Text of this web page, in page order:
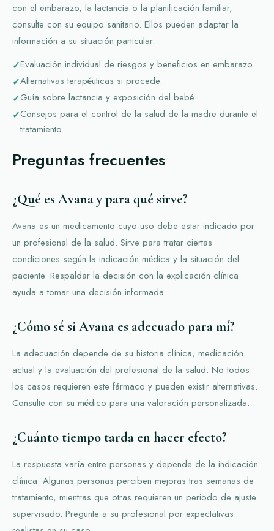
con el embarazo, la lactancia o la planificación familiar,
consulte con su equipo sanitario. Ellos pueden adaptar la
información a su situación particular.
Evaluación individual de riesgos y beneficios en embarazo.
Alternativas terapéuticas si procede.
Guía sobre lactancia y exposición del bebé.
Consejos para el control de la salud de la madre durante el
tratamiento.
Preguntas frecuentes
¿Qué es Avana y para qué sirve?
Avana es un medicamento cuyo uso debe estar indicado por
un profesional de la salud. Sirve para tratar ciertas
condiciones según la indicación médica y la situación del
paciente. Respaldar la decisión con la explicación clínica
ayuda a tomar una decisión informada.
¿Cómo sé si Avana es adecuado para mí?
La adecuación depende de su historia clínica, medicación
actual y la evaluación del profesional de la salud. No todos
los casos requieren este fármaco y pueden existir alternativas.
Consulte con su médico para una valoración personalizada.
¿Cuánto tiempo tarda en hacer efecto?
La respuesta varía entre personas y depende de la indicación
clínica. Algunas personas perciben mejoras tras semanas de
tratamiento, mientras que otras requieren un periodo de ajuste
supervisado. Pregunte a su profesional por expectativas